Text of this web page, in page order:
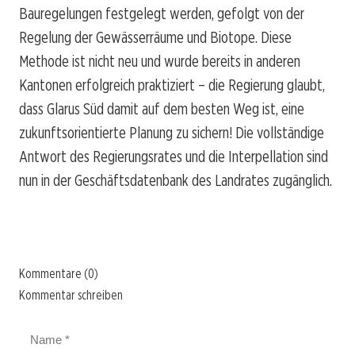
Bauregelungen festgelegt werden, gefolgt von der
Regelung der Gewässerräume und Biotope. Diese
Methode ist nicht neu und wurde bereits in anderen
Kantonen erfolgreich praktiziert – die Regierung glaubt,
dass Glarus Süd damit auf dem besten Weg ist, eine
zukunftsorientierte Planung zu sichern! Die vollständige
Antwort des Regierungsrates und die Interpellation sind
nun in der Geschäftsdatenbank des Landrates zugänglich.
Kommentare (0)
Kommentar schreiben